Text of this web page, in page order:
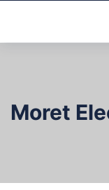
Moret